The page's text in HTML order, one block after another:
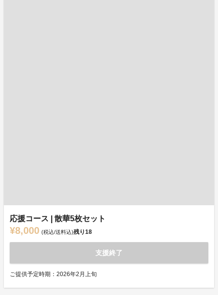
応援コース | 散華5枚セット
¥8,000 (税込/送料込)残り18
支援終了
ご提供予定時期：2026年2月上旬